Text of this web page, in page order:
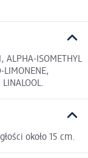
ALPHA-ISOMETHYL
LIMONENE,
około 15 cm.